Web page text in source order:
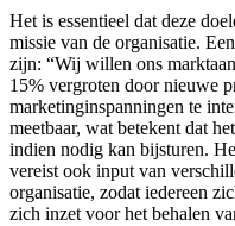
Het is essentieel dat deze
missie van de organisatie.
zijn: “Wij willen ons
15% vergroten door nieuwe
marketinginspanningen te
meetbaar, wat betekent dat
indien nodig kan bijsturen.
vereist ook input van
organisatie, zodat iedereen
zich inzet voor het behalen